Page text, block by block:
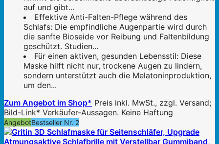
auf und gibt...
Effektive Anti-Falten-Pflege während des
Schlafs: Die empfindliche Augenpartie wird durch
die sanfte Bioseide vor Reibung und Faltenbildung
geschützt. Studien...
Für einen aktiven, gesunden Lebensstil: Diese
Maske hilft nicht nur, trockene Augen zu lindern,
sondern unterstützt auch die Melatoninproduktion,
um den...
Zum Angebot im Shop* Preis inkl. MwSt., zzgl. Versand;
Bild-Link* Verkäufer-Aussagen. Keine Haftung
AngebotBestseller Nr. 2